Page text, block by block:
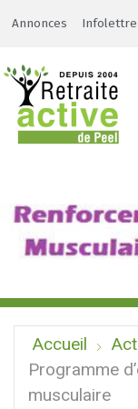
Annonces Infolettre
Accueil
Programme
musculaire